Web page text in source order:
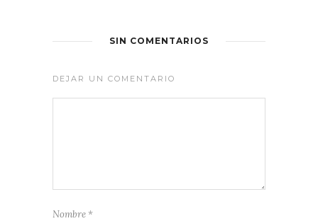
SIN COMENTARIOS
DEJAR UN COMENTARIO
Nombre *